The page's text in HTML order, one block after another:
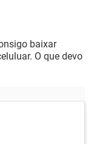
baixar
O que devo